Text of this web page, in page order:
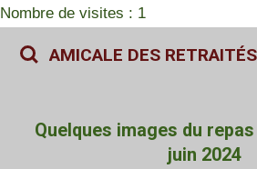
Nombre de visites : 1
Passer
au
Quelques images du
juin 2024